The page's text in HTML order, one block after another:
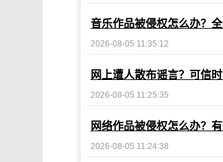
音乐作品被侵权怎么办？
2026-08-05 11:35:12
网上遭人散布谣言？可信
2026-08-05 11:25:35
网络作品被侵权怎么办？
2026-08-05 11:24:38